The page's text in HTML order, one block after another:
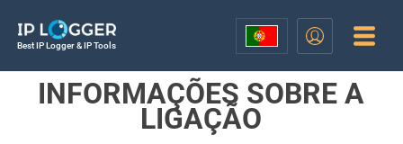
Best IP Logger & IP Tools
INFORMAÇÕES SOBRE A
LIGAÇÃO